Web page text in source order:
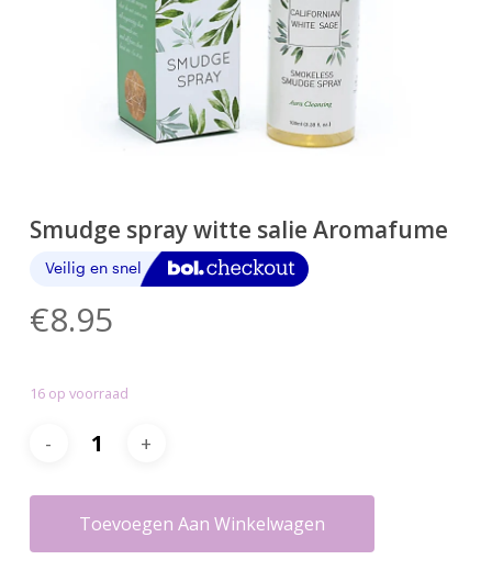
Smudge spray witte salie Aromafume
€8.95
16 op voorraad
Toevoegen Aan Winkelwagen